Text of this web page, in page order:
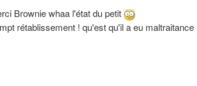
Brownie whaa l'état du petit
rétablissement ! qu'est qu'il a eu